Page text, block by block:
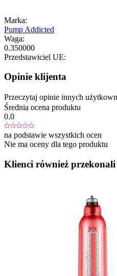
Marka:
Pump Addicted
Waga:
0.350000
Przedstawiciel UE:
Opinie klijenta
Przeczytaj opinie innych
Średnia ocena produktu
0.0
na podstawie wszystkich ocen
Nie ma oceny dla tego produktu
Klienci również przekonali